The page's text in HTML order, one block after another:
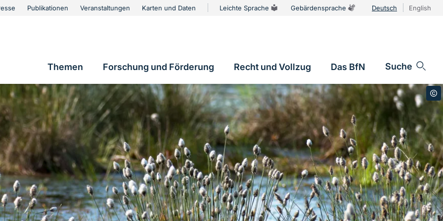
Publikationen Veranstaltungen Karten und Daten Leichte Sprache Gebärdensprache Deutsch English
Hauptnavigation
Themen Forschung und Förderung Recht und Vollzug Das BfN Suche